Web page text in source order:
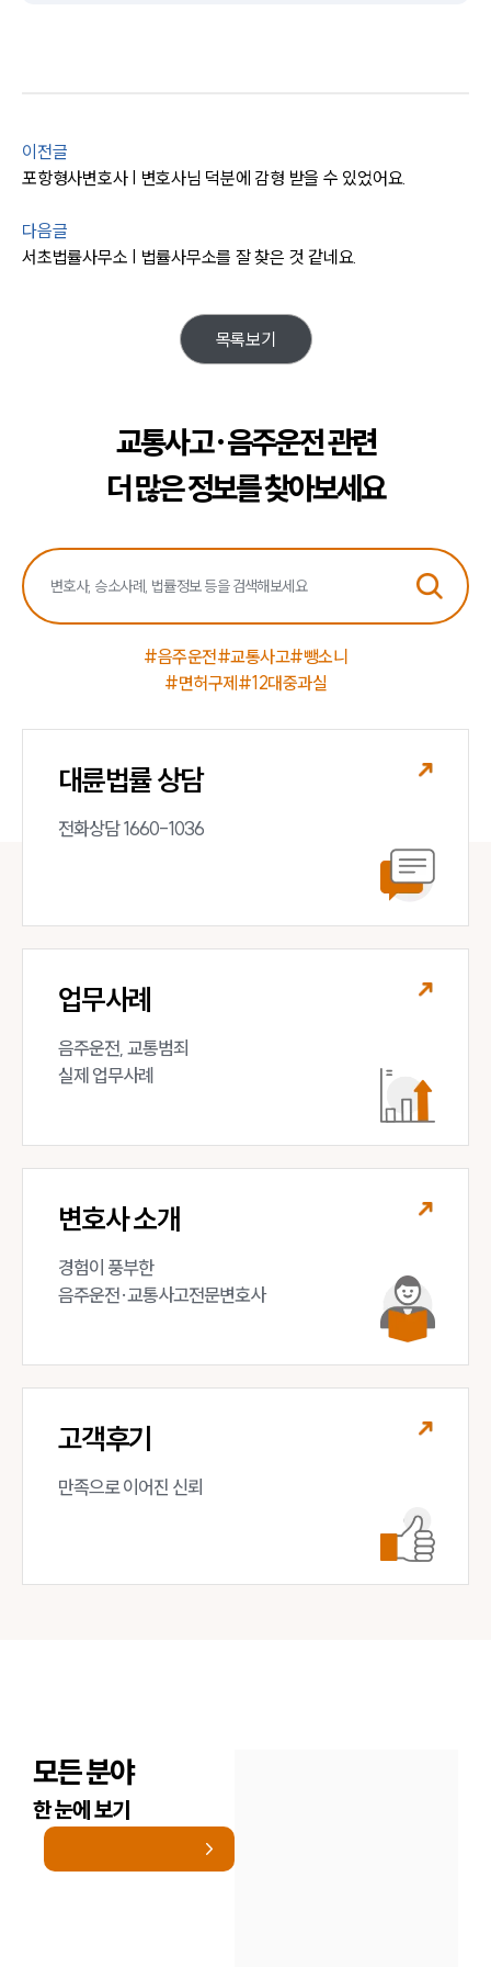
음주교통사고대응부 업무
구성원 소개
소식/자료
공지사항
법률 블로그
법률서식
뉴스레터/브로슈어
세미나
대륜법률상담예약
이전글
포항형사변호사 | 변호사님 덕분에 감형 받을 수 있었어요.
다음글
서초법률사무소 | 법률사무소를 잘 찾은 것 같네요.
목록보기
교통사고·음주운전 관련
더 많은 정보를 찾아보세요
#음주운전#교통사고#뺑소니
#면허구제 #12대중과실
대륜법률 상담
전화상담 1660-1036
업무사례
음주운전, 교통범죄
실제 업무사례
변호사 소개
경험이 풍부한
음주운전·교통사고전문변호사
고객후기
만족으로 이어진 신뢰
모든 분야
한 눈에 보기